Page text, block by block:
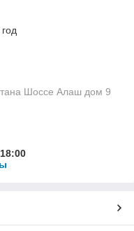
Шоссе Алаш дом 9